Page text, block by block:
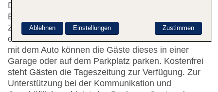
Die Unterbringung verfügt über rollstuhlgerechte
Einrichtungen. Geschäfte sind ebenfalls vorhanden.
Zu den weiteren Einrichtungen des Hauses zählen
ein TV-Raum und eine Bibliothek. Bei einer Anreise
mit dem Auto können die Gäste dieses in einer
Garage oder auf dem Parkplatz parken. Kostenfrei
steht Gästen die Tageszeitung zur Verfügung. Zur
Unterstützung bei der Kommunikation und
Zustimmen
Ablehnen Einstellungen